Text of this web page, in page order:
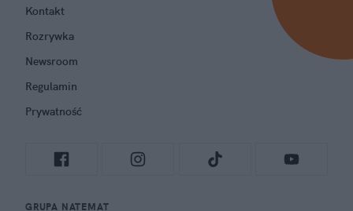
Kontakt
Rozrywka
Newsroom
Regulamin
Prywatność
GRUPA NATEMAT